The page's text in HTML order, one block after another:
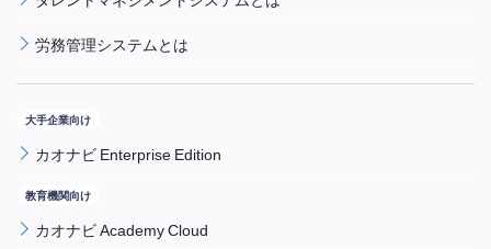
労務管理システムとは
カオナビ Enterprise Edition
カオナビ Academy Cloud